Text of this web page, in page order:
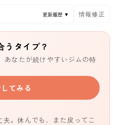
更新履歴 ▼ 情報修正
うタイプ？
あなたが続けやすいジムの特
てみる
。休んでも、また戻ってこ